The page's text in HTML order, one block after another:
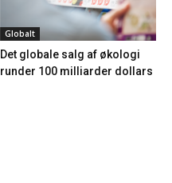
Globalt
Det globale salg af økologi
runder 100 milliarder dollars